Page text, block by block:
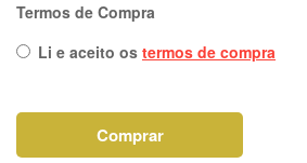
Termos de Compra
Li e aceito os termos de compra
Comprar